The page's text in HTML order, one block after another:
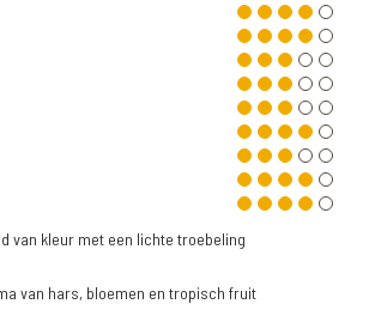
van kleur met een lichte troebeling
van hars, bloemen en tropisch fruit